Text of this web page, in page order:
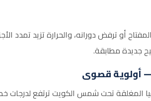
أو ترفض دورانه، والحرارة تزيد تمدد
جديدة مطابقة.
— أولوية قصوى
المغلقة تحت شمس الكويت ترتفع لدرجات